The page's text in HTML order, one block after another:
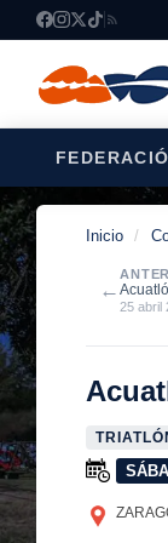
Inicio /
←
25 abril